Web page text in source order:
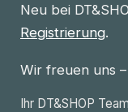
Neu bei
Registrierung.
Wir freuen uns
Ihr DT&SHOP Team